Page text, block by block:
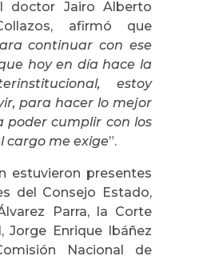
doctor Jairo Alberto
afirmó que
continuar con ese
hoy en día hace la
estoy
para hacer lo mejor
poder cumplir con los
cargo me exige”.
estuvieron presentes
del Consejo Estado,
Parra, la Corte
Jorge Enrique Ibáñez
Nacional de